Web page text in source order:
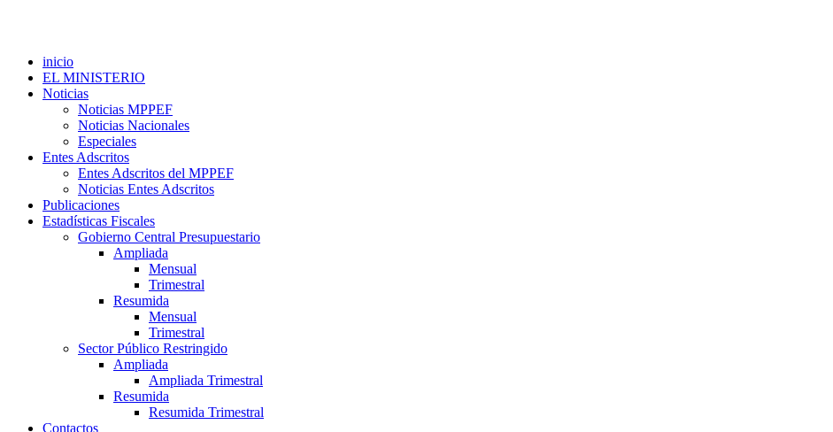
inicio
EL MINISTERIO
Noticias
Noticias MPPEF
Noticias Nacionales
Especiales
Entes Adscritos
Entes Adscritos del MPPEF
Noticias Entes Adscritos
Publicaciones
Estadísticas Fiscales
Gobierno Central Presupuestario
Ampliada
Mensual
Trimestral
Resumida
Mensual
Trimestral
Sector Público Restringido
Ampliada
Ampliada Trimestral
Resumida
Resumida Trimestral
Contactos